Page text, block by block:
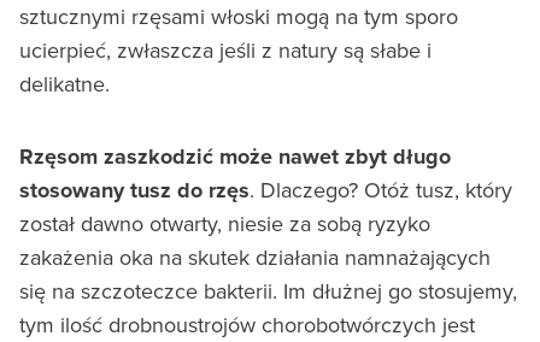
sztucznymi rzęsami włoski mogą na tym sporo
ucierpieć, zwłaszcza jeśli z natury są słabe i
delikatne.
Rzęsom zaszkodzić może nawet zbyt długo
stosowany tusz do rzęs. Dlaczego? Otóż tusz, który
został dawno otwarty, niesie za sobą ryzyko
zakażenia oka na skutek działania namnażających
się na szczoteczce bakterii. Im dłużnej go stosujemy,
tym ilość drobnoustrojów chorobotwórczych jest